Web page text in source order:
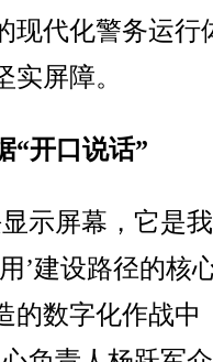
现代化警务运行
屏障。
“开口说话”
屏幕，它是
’建设路径的核
的数字化作战中